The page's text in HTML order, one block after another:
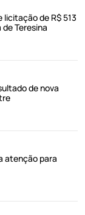
licitação de R$ 513
Teresina
de nova
atenção para